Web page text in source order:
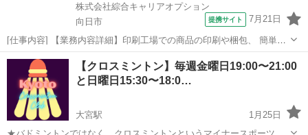
株式会社綜合キャリアオプション
向日市
提携サイト 7月21日
[仕事内容] 【業務内容詳細】印刷工場での商品の印刷や梱包、 簡単な
機械操作のお仕事です。 チラシ、 カレンダー、 パンフレット、 ハガ
キなどを取り扱います。 商品の検品、 完成品の梱包、 伝票作成、 ラ
ベル貼り、 出荷準備...
京都 向日市
【クロスミントン】毎週金曜日19:00〜21:00
と日曜日15:30〜18:0…
大宮駅
1月25日